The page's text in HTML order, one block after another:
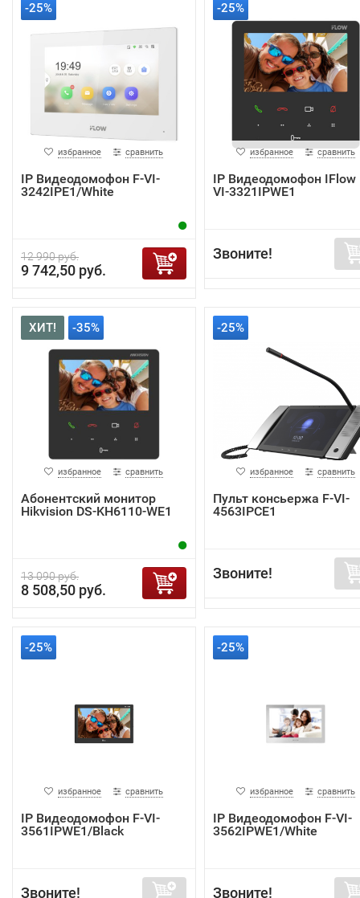
-25%
избранное сравнить
IP Видеодомофон F-VI-
3242IPE1/White
12 990 руб.
9 742,50 руб.
-25%
избранное сравнить
IP Видеодомофон IFlow
VI-3321IPWE1
Звоните!
ХИТ! -35%
избранное сравнить
Абонентский монитор
Hikvision DS-KH6110-WE1
13 090 руб.
8 508,50 руб.
-25%
избранное сравнить
Пульт консьержа F-VI-
4563IPCE1
Звоните!
-25%
избранное сравнить
IP Видеодомофон F-VI-
3561IPWE1/Black
Звоните!
-25%
избранное сравнить
IP Видеодомофон F-VI-
3562IPWE1/White
Звоните!